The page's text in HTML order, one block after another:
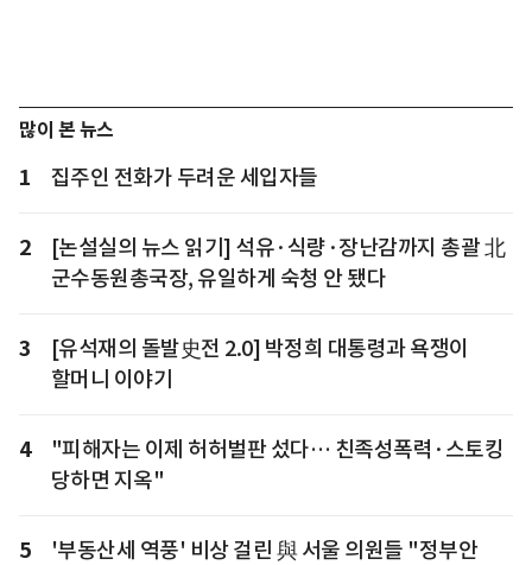
많이 본 뉴스
1 집주인 전화가 두려운 세입자들
2
[논설실의 뉴스 읽기] 석유·식량·장난감까지 총괄 北
군수동원총국장, 유일하게 숙청 안 됐다
3
[유석재의 돌발史전 2.0] 박정희 대통령과 욕쟁이
할머니 이야기
4
"피해자는 이제 허허벌판 섰다… 친족성폭력·스토킹
당하면 지옥"
5
'부동산세 역풍' 비상 걸린 與 서울 의원들 "정부안